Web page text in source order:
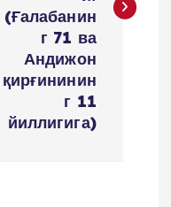
(Ғалабанин
г 71 ва
Андижон
қирғининин
г 11
йиллигига)